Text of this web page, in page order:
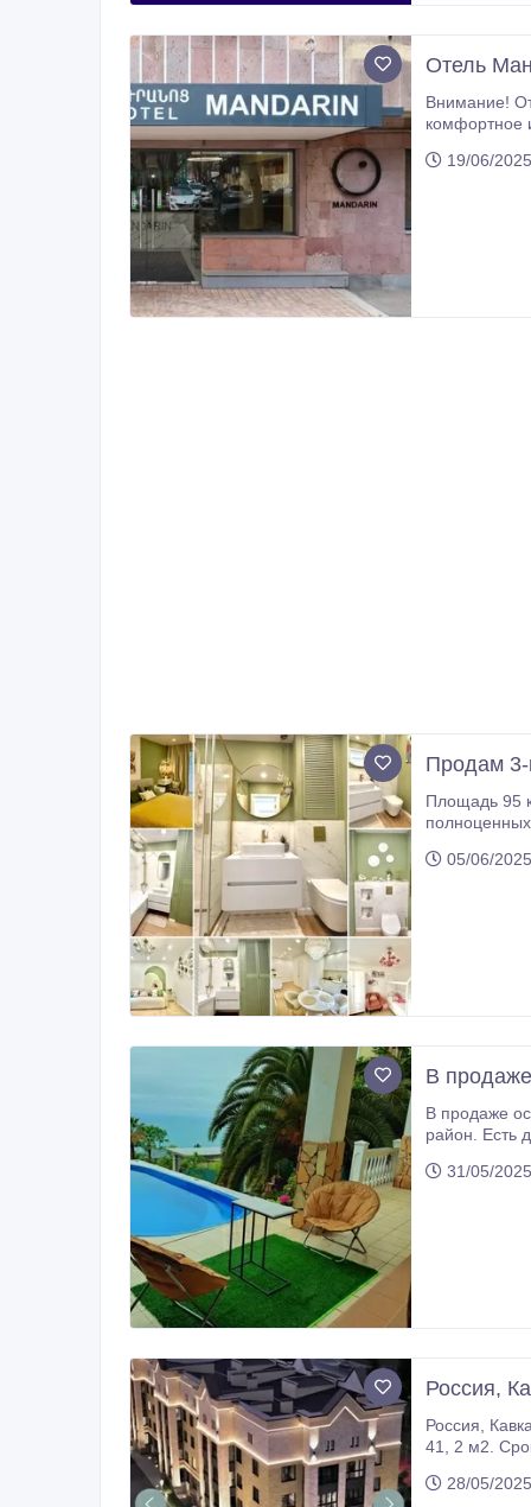
Отель
Внимание!
комфортное и
центре
19/06/
Продам 3-
Площадь 95 кв.м , новый дизайнерский ремонт, 2/17 этаж, Россия , г.Сочи, ул.Тепличная,
полноценных санузла, -отдельная гостевая комната, -уютный балкон, -
05/06/
В
В продаже
район. Есть другие
31/05/
Россия,
Россия, Кавказ , город- курорт Ессентуки. Продаются квартиры в новом ЖК: 6 корпусов 4х этажных домов. Площадь квартир от
41, 2 м2. Срок сдачи конец 2025 года. Квартиры продаются с отделкой Вайт
входная
28/05/